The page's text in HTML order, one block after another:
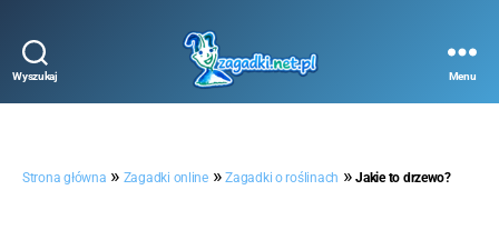
Wyszukaj
Zagadki
Menu
Strona główna » Zagadki online»Zagadki o roślinach »Jakie to drzewo?